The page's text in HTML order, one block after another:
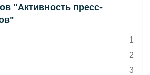
"Активность пресс-
1
2
3